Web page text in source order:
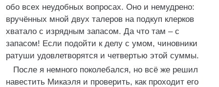
обо всех неудобных вопросах. Оно и немудрено:
вручённых мной двух талеров на подкуп клерков
хватало с изрядным запасом. Да что там – с
запасом! Если подойти к делу с умом, чиновники
ратуши удовлетворятся и четвертью этой суммы.
После я немного поколебался, но всё же решил
навестить Микаэля и проверить, как проходит его